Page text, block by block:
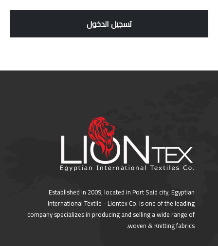
تسجيل الدخول
Established in 2009, located in Port Said city, Egyptian
International Textile - Liontex Co. is one of the leading
company specializes in producing and selling a wide range of
woven & Knitting fabrics.